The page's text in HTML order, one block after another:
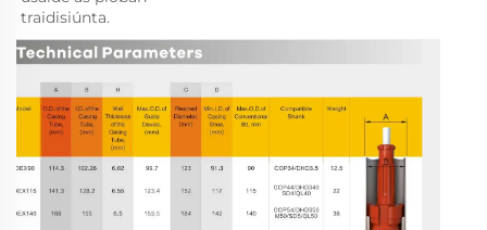
traidisiúnta.